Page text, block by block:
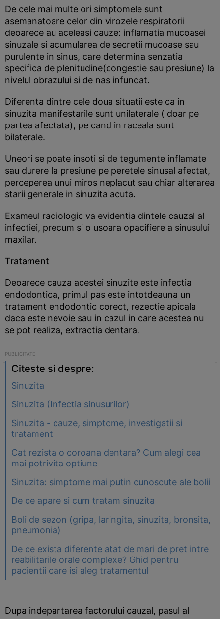
De cele mai multe ori simptomele sunt
asemanatoare celor din virozele respiratorii
deoarece au aceleasi cauze: inflamatia mucoasei
sinuzale si acumularea de secretii mucoase sau
purulente in sinus, care determina senzatia
specifica de plenitudine(congestie sau presiune) la
nivelul obrazului si de nas infundat.
Diferenta dintre cele doua situatii este ca in
sinuzita manifestarile sunt unilaterale ( doar pe
partea afectata), pe cand in raceala sunt
bilaterale.
Uneori se poate insoti si de tegumente inflamate
sau durere la presiune pe peretele sinusal afectat,
perceperea unui miros neplacut sau chiar alterarea
starii generale in sinuzita acuta.
Exameul radiologic va evidentia dintele cauzal al
infectiei, precum si o usoara opacifiere a sinusului
maxilar.
Tratament
Deoarece cauza acestei sinuzite este infectia
endodontica, primul pas este intotdeauna un
tratament endodontic corect, rezectie apicala
daca este nevoie sau in cazul in care acestea nu
se pot realiza, extractia dentara.
Citeste si despre:
Sinuzita
Sinuzita (Infectia sinusurilor)
Sinuzita - cauze, simptome, investigatii si
tratament
Cat rezista o coroana dentara? Cum alegi cea
mai potrivita optiune
Sinuzita: simptome mai putin cunoscute ale bolii
De ce apare si cum tratam sinuzita
Boli de sezon (gripa, laringita, sinuzita, bronsita,
pneumonia)
De ce exista diferente atat de mari de pret intre
reabilitarile orale complexe? Ghid pentru
pacientii care isi aleg tratamentul
Dupa indepartarea factorului cauzal, pasul al